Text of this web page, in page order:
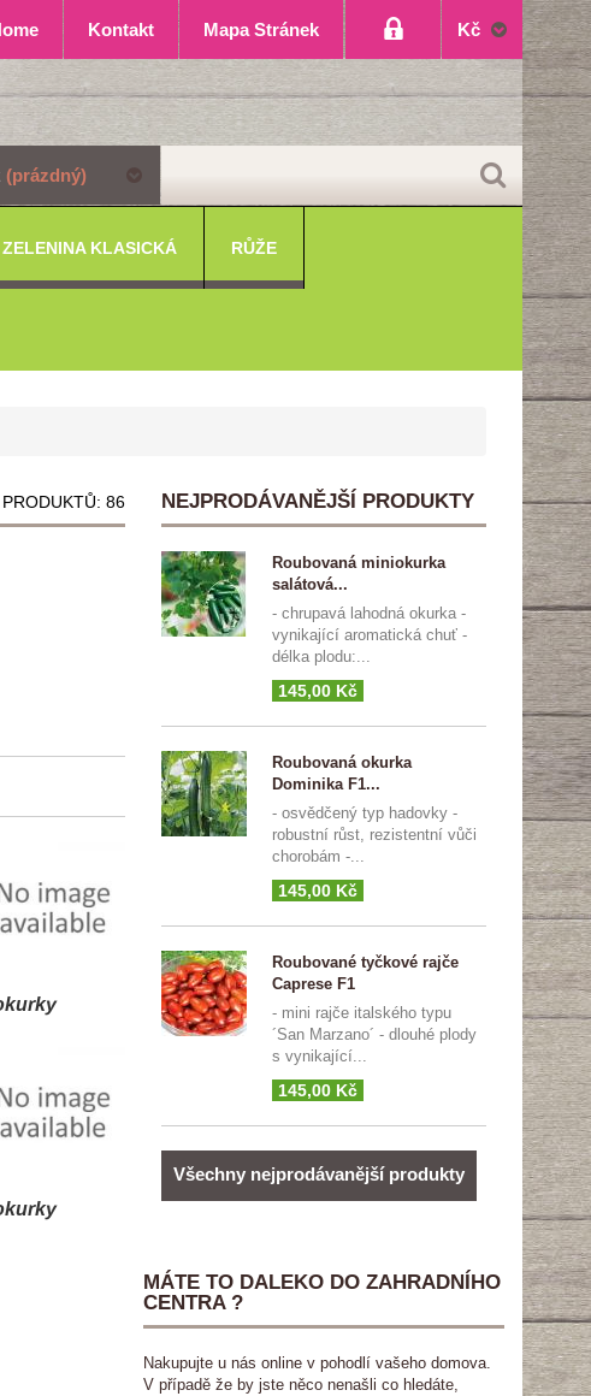
(prázdný)
Kč
ZELENINA KLASICKÁ RŮŽE
Kontakt Mapa Stránek
86 NEJPRODÁVANĚJŠÍ PRODUKTY
Roubovaná miniokurka
salátová...
- chrupavá lahodná okurka -
vynikající aromatická chuť -
délka plodu:...
145,00 Kč
Roubovaná okurka
Dominika F1...
- osvědčený typ hadovky -
robustní růst, rezistentní vůči
chorobám -...
145,00 Kč
Roubované tyčkové rajče
Caprese F1
- mini rajče italského typu
´San Marzano´ - dlouhé plody
s vynikající...
145,00 Kč
Všechny nejprodávanější produkty
MÁTE TO DALEKO DO ZAHRADNÍHO
CENTRA ?
Nakupujte u nás online v pohodlí vašeho domova.
V případě že by jste něco nenašli co hledáte,